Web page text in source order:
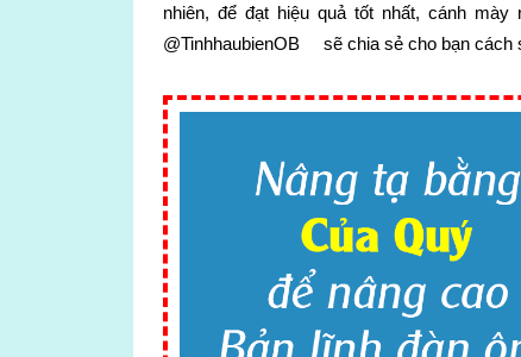
nhiên, để đạt hiệu quả tốt nhất, cánh
@TinhhaubienOB sẽ chia sẻ cho bạn cách